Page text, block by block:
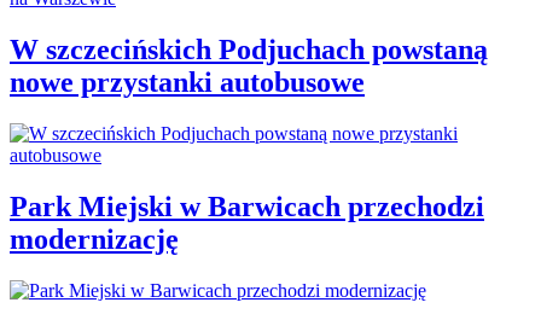
W szczecińskich Podjuchach powstaną
nowe przystanki autobusowe
Park Miejski w Barwicach przechodzi
modernizację